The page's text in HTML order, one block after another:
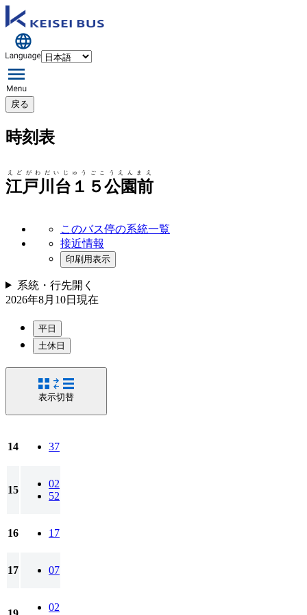
戻る
時刻表
江戸川台１５公園前
えどがわだいじゅうごこうえんまえ
このバス停の系統一覧
接近情報
印刷用表示
系統・行先開く
2026年8月10日 現在
平日
土休日
表示切替
14 37
15
02
52
16 17
17 07
02